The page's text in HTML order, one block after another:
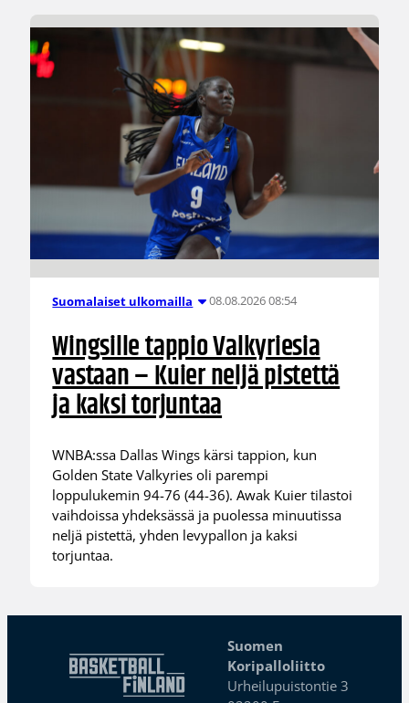
Suomalaiset ulkomailla 08.08.2026 08:54
Wingsille tappio Valkyriesia
vastaan – Kuier neljä pistettä
ja kaksi torjuntaa
WNBA:ssa Dallas Wings kärsi tappion, kun
Golden State Valkyries oli parempi
loppulukemin 94-76 (44-36). Awak Kuier tilastoi
vaihdoissa yhdeksässä ja puolessa minuutissa
neljä pistettä, yhden levypallon ja kaksi
torjuntaa.
Suomen
Koripalloliitto
Urheilupuistontie 3